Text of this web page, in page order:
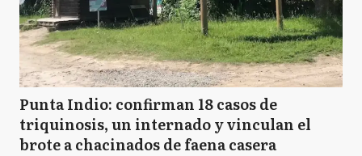
Punta Indio: confirman 18 casos de
triquinosis, un internado y vinculan el
brote a chacinados de faena casera